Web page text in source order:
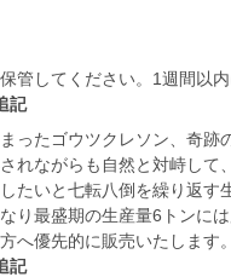
管してください。1週間以内
記
ったゴウツクレソン、奇跡
れながらも自然と対峙し
たいと七転八倒を繰り返す
り最盛期の生産量6トンに
へ優先的に販売いたします
記